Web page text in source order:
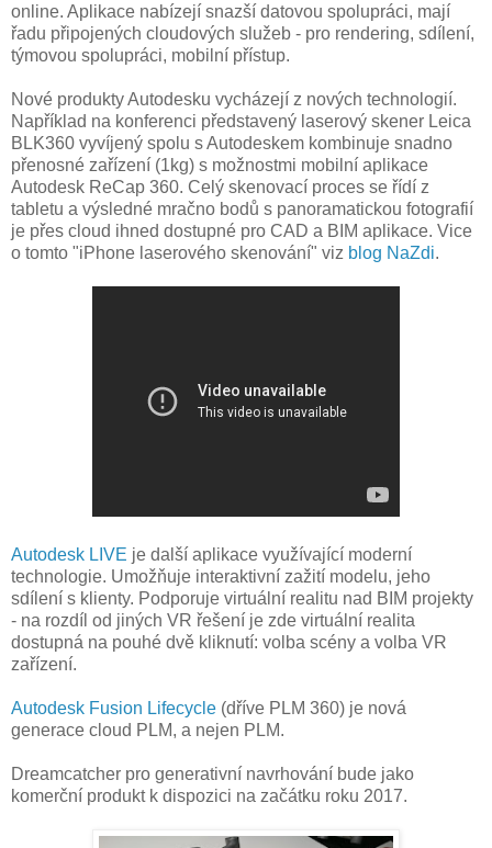
online. Aplikace nabízejí snazší datovou spolupráci, mají
řadu připojených cloudových služeb - pro rendering, sdílení,
týmovou spolupráci, mobilní přístup.
Nové produkty Autodesku vycházejí z nových technologií.
Například na konferenci představený laserový skener Leica
BLK360 vyvíjený spolu s Autodeskem kombinuje snadno
přenosné zařízení (1kg) s možnostmi mobilní aplikace
Autodesk ReCap 360. Celý skenovací proces se řídí z
tabletu a výsledné mračno bodů s panoramatickou fotografií
je přes cloud ihned dostupné pro CAD a BIM aplikace. Vice
o tomto "iPhone laserového skenování" viz blog NaZdi.
Autodesk LIVE je další aplikace využívající moderní
technologie. Umožňuje interaktivní zažití modelu, jeho
sdílení s klienty. Podporuje virtuální realitu nad BIM projekty
- na rozdíl od jiných VR řešení je zde virtuální realita
dostupná na pouhé dvě kliknutí: volba scény a volba VR
zařízení.
Autodesk Fusion Lifecycle (dříve PLM 360) je nová
generace cloud PLM, a nejen PLM.
Dreamcatcher pro generativní navrhování bude jako
komerční produkt k dispozici na začátku roku 2017.